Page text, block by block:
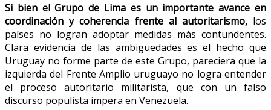
Si bien el Grupo de Lima es un importante avance en
coordinación y coherencia frente al autoritarismo,los
países no logran adoptar medidas más contundentes.
Clara evidencia de las ambigüedades es el hecho que
Uruguay no forme parte de este Grupo, pareciera que la
izquierda del Frente Amplio uruguayo no logra entender
el proceso autoritario militarista, que con un falso
discurso populista impera en Venezuela.